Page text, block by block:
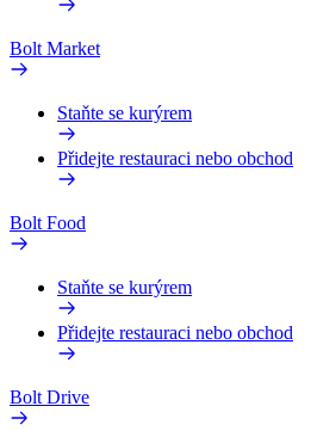
Bolt Market
Staňte se kurýrem
Přidejte restauraci nebo obchod
Bolt Food
Staňte se kurýrem
Přidejte restauraci nebo obchod
Bolt Drive